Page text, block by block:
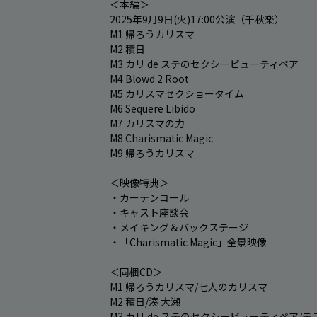
＜本編＞
2025年9月9日(火)17:00公演（千秋楽）
M1 帰ろうカリスマ
M2 積日
M3 カリ de ステのセクシービューティペア
M4 Blowd 2 Root
M5 カリスマセクショータイム
M6 Sequere Libido
M7 カリスマの力
M8 Charismatic Magic
M9 帰ろうカリスマ
＜映像特典＞
・カーテンコール
・キャスト座談会
・メイキング＆バックステージ
・「Charismatic Magic」全景映像
＜同梱CD＞
M1 帰ろうカリスマ/七人のカリスマ
M2 積日/湊 大瀬